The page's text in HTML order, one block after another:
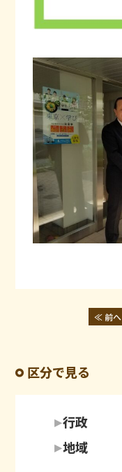
≪ 前へ
区分で見る
行政
地域